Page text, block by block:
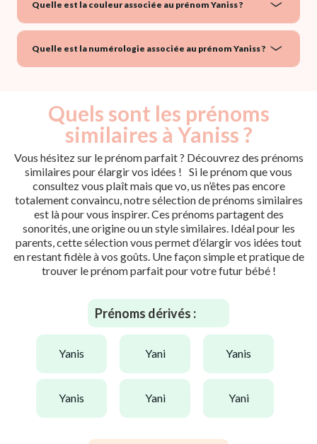
Quelle est la couleur associée au prénom Yaniss ?
Quelle est la numérologie associée au prénom Yaniss ?
Quels sont les prénoms
similaires à Yaniss ?
Vous hésitez sur le prénom parfait ? Découvrez des prénoms
similaires pour élargir vos idées ! Si le prénom que vous
consultez vous plaît mais que vo, us n’êtes pas encore
totalement convaincu, notre sélection de prénoms similaires
est là pour vous inspirer. Ces prénoms partagent des
sonorités, une origine ou un style similaires. Idéal pour les
parents, cette sélection vous permet d’élargir vos idées tout
en restant fidèle à vos goûts. Une façon simple et pratique de
trouver le prénom parfait pour votre futur bébé !
Prénoms dérivés :
yanis yani yanis
yanis yani yani